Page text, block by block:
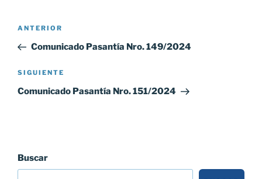
Navegación
entradas
Entrada
anterior:
ANTERIOR
Comunicado Pasantía Nro. 149/2024
Siguiente
entrada
SIGUIENTE
Comunicado Pasantía Nro. 151/2024
Buscar